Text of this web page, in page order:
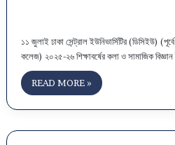
১১ জুলাই ঢাকা সেন্ট্রাল ইউনিভার্সিটির (ডিসিইউ)
কলেজ) ২০২৫-২৬ শিক্ষাবর্ষের কলা ও সামাজিক
READ MORE »